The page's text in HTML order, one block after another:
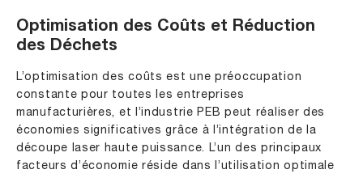
Optimisation des Coûts et Réduction
des Déchets
L’optimisation des coûts est une préoccupation
constante pour toutes les entreprises
manufacturières, et l’industrie PEB peut réaliser des
économies significatives grâce à l’intégration de la
découpe laser haute puissance. L’un des principaux
facteurs d’économie réside dans l’utilisation optimale